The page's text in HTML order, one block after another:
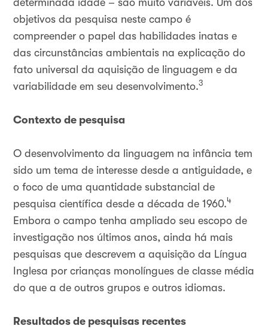
determinada idade – são muito variáveis. Um dos
objetivos da pesquisa neste campo é
compreender o papel das habilidades inatas e
das circunstâncias ambientais na explicação do
fato universal da aquisição de linguagem e da
variabilidade em seu desenvolvimento.3
Contexto de pesquisa
O desenvolvimento da linguagem na infância tem
sido um tema de interesse desde a antiguidade, e
o foco de uma quantidade substancial de
pesquisa científica desde a década de 1960.4
Embora o campo tenha ampliado seu escopo de
investigação nos últimos anos, ainda há mais
pesquisas que descrevem a aquisição da Língua
Inglesa por crianças monolíngues de classe média
do que a de outros grupos e outros idiomas.
Resultados de pesquisas recentes